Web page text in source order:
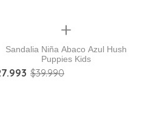
Quickview
Sandalia Niña Abaco Azul Hush
Puppies Kids
.993 $39.990